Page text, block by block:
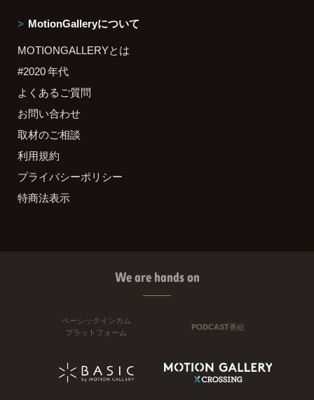
MotionGalleryについて
MOTIONGALLERYとは
#2020 年代
よくあるご質問
お問い合わせ
取材のご相談
利用規約
プライバシーポリシー
特商法表示
We are hands on
ベーシックインカム
プラットフォーム
PODCAST番組